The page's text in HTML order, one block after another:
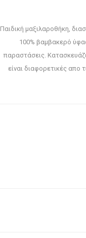
Παιδική μαξιλαροθήκη,
100% βαμβακερό
παραστάσεις.
είναι διαφορετικές